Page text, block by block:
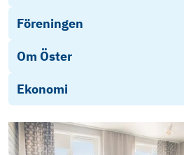
Föreningen
Om Öster
Ekonomi